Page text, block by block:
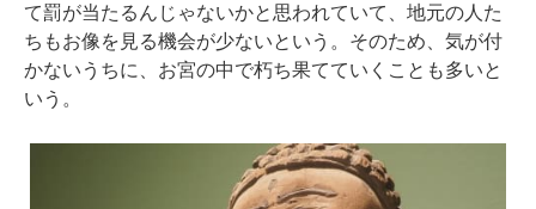
て罰が当たるんじゃないかと思われていて、地元の人た
ちもお像を見る機会が少ないという。そのため、気が付
かないうちに、お宮の中で朽ち果てていくことも多いと
いう。